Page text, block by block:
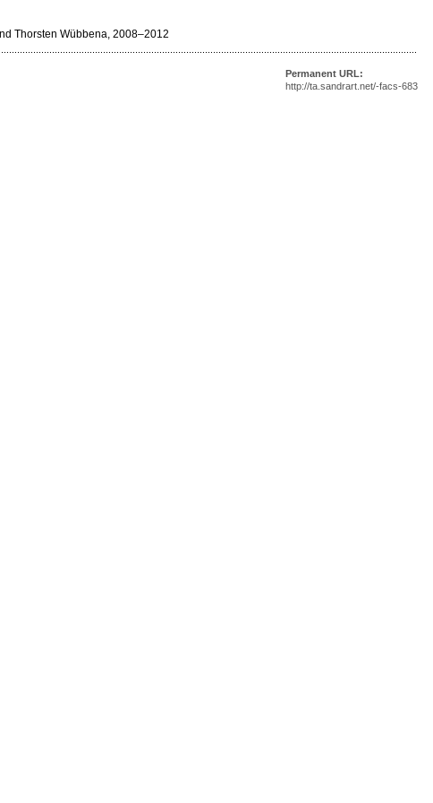
Thorsten Wübbena, 2008–2012
Permanent URL:
http://ta.sandrart.net/-facs-683